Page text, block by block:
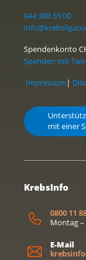
044 388 55 00
Spendenkonto
Spenden mit
Impressum |
mit einer
KrebsInfo
0800 11
Montag –
E-Mail